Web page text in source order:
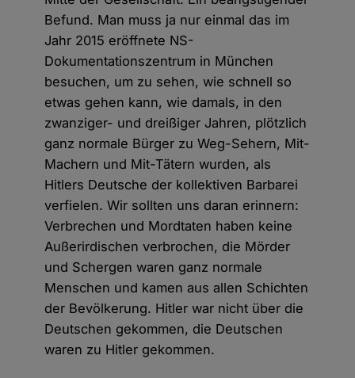
Befund. Man muss ja nur einmal das im
Jahr 2015 eröffnete NS-
Dokumentationszentrum in München
besuchen, um zu sehen, wie schnell so
etwas gehen kann, wie damals, in den
zwanziger- und dreißiger Jahren, plötzlich
ganz normale Bürger zu Weg-Sehern, Mit-
Machern und Mit-Tätern wurden, als
Hitlers Deutsche der kollektiven Barbarei
verfielen. Wir sollten uns daran erinnern:
Verbrechen und Mordtaten haben keine
Außerirdischen verbrochen, die Mörder
und Schergen waren ganz normale
Menschen und kamen aus allen Schichten
der Bevölkerung. Hitler war nicht über die
Deutschen gekommen, die Deutschen
waren zu Hitler gekommen.